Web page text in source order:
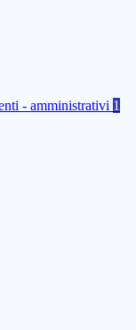
- amministrativi 1